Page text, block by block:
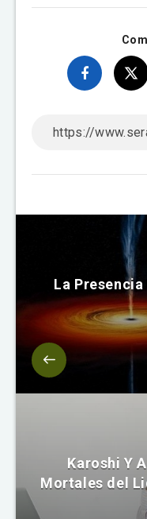
La
Karoshi Y
Mortales del